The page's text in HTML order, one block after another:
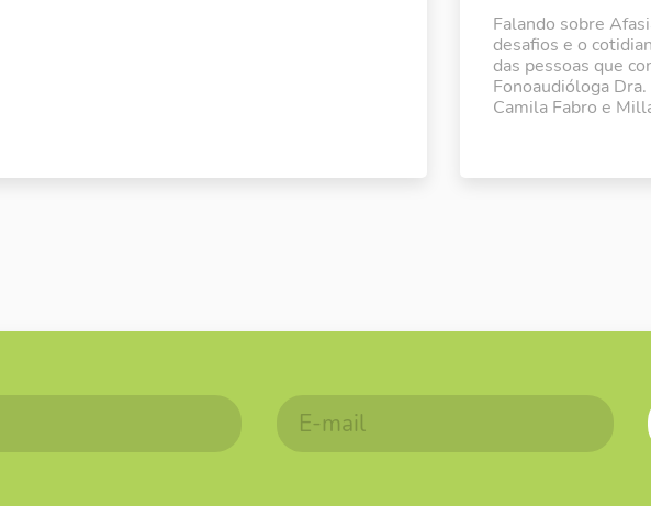
Falando sobre
desafios e o
das pessoas que
Fonoaudióloga
Camila Fabro e